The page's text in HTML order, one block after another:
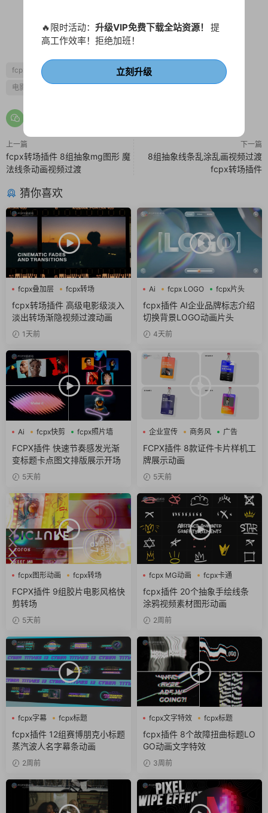
1 0
fcpx MG动画 fcpx片头
片尾
电影风
上一篇
fcpx转场插件 8组抽象mg图形 魔
法线条动画视频过渡
下一篇
8组抽象线条乱涂乱画视频过渡
fcpx转场插件
猜你喜欢
fcpx叠加层
fcpx转场
淡入淡出
fcpx转场插件 高级电影级淡入
淡出转场渐隐视频过渡动画
1天前
Ai fcpx LOGO fcpx片头
fcpx插件 AI企业品牌标志介绍
切换背景LOGO动画片头
4天前
Ai fcpx快剪 fcpx照片墙
FCPX插件 快速节奏感发光渐
变标题卡点图文排版展示开场
5天前
企业宣传 商务风 广告
FCPX插件 8款证件卡片样机工
牌展示动画
5天前
fcpx图形动画
fcpx转场
FCPX插件 9组胶片电影风格快
剪转场
5天前
fcpx MG动画
fcpx卡通
fcpx图形动画
fcpx插件 20个抽象手绘线条
涂鸦视频素材图形动画
2周前
fcpx字幕
fcpx标题
fcpx片头
fcpx插件 12组赛博朋克小标题
蒸汽波人名字幕条动画
2周前
fcpx文字特效
fcpx标题
故障风
fcpx插件 8个故障扭曲标题LO
GO动画文字特效
3周前
🔥限时活动： 升级VIP免费下载全站资源！ 提
高工作效率！拒绝加班！
立刻升级